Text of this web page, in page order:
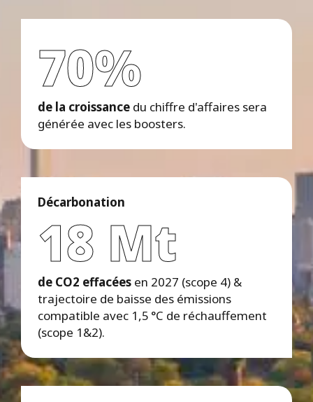
70%
de la croissance du chiffre d'affaires sera
générée avec les boosters.
Décarbonation
18 Mt
de CO2 effacées en 2027 (scope 4) &
trajectoire de baisse des émissions
compatible avec 1,5 °C de réchauffement
(scope 1&2).